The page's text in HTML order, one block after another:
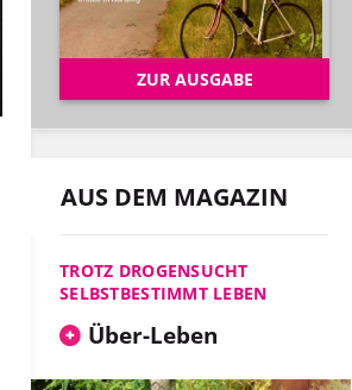
ZUR AUSGABE
AUS DEM MAGAZIN
TROTZ DROGENSUCHT
SELBSTBESTIMMT LEBEN
Über-Leben